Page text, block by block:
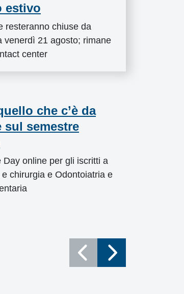
estivo
resteranno chiuse da
venerdì 21 agosto; rimane
center
che c’è da
sul semestre
Day online per gli iscritti a
chirurgia e Odontoiatria e